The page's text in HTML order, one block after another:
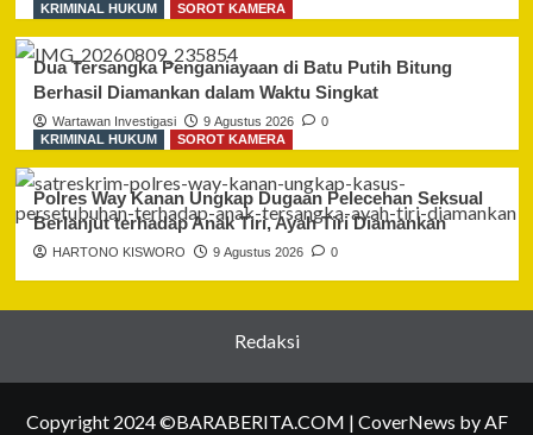
KRIMINAL HUKUM
SOROT KAMERA
Dua Tersangka Penganiayaan di Batu Putih Bitung
Berhasil Diamankan dalam Waktu Singkat
Wartawan Investigasi 9 Agustus 2026
0
KRIMINAL HUKUM
SOROT KAMERA
Polres Way Kanan Ungkap Dugaan Pelecehan Seksual
Berlanjut terhadap Anak Tiri, Ayah Tiri Diamankan
HARTONO KISWORO 9 Agustus 2026 0
Redaksi
Copyright 2024 ©BARABERITA.COM | CoverNews by AF